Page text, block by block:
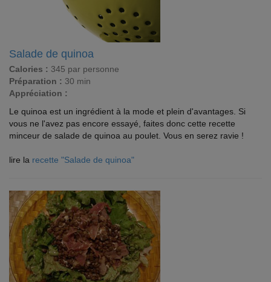
Salade de quinoa
Calories : 345 par personne
Préparation : 30 min
Appréciation :
Le quinoa est un ingrédient à la mode et plein d'avantages. Si
vous ne l'avez pas encore essayé, faites donc cette recette
minceur de salade de quinoa au poulet. Vous en serez ravie !
lire la recette "Salade de quinoa"